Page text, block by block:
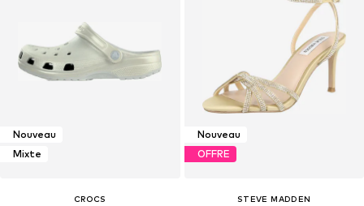
Nouveau
Mixte
CROCS
Nouveau
OFFRE
STEVE MADDEN